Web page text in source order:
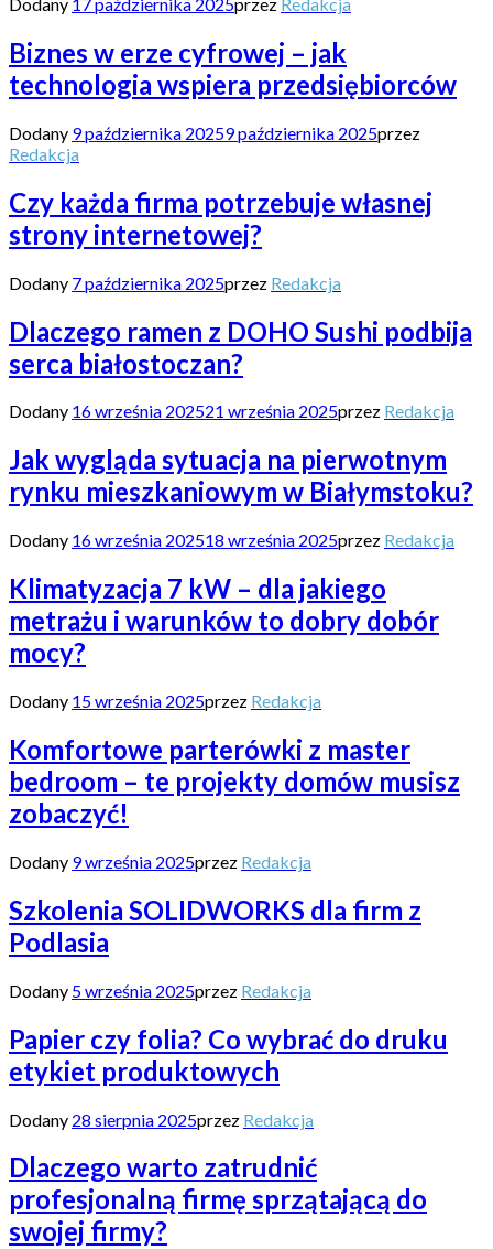
Biznes w erze cyfrowej – jak
technologia wspiera przedsiębiorców
Dodany 9 października 20259 października 2025przez
Redakcja
Czy każda firma potrzebuje własnej
strony internetowej?
Dodany 7 października 2025przez Redakcja
Dlaczego ramen z DOHO Sushi podbija
serca białostoczan?
Dodany 16 września 202521 września 2025przez Redakcja
Jak wygląda sytuacja na pierwotnym
rynku mieszkaniowym w Białymstoku?
Dodany 16 września 202518 września 2025przez Redakcja
Klimatyzacja 7 kW – dla jakiego
metrażu i warunków to dobry dobór
mocy?
Dodany 15 września 2025przez Redakcja
Komfortowe parterówki z master
bedroom – te projekty domów musisz
zobaczyć!
Dodany 9 września 2025przez Redakcja
Szkolenia SOLIDWORKS dla firm z
Podlasia
Dodany 5 września 2025przez Redakcja
Papier czy folia? Co wybrać do druku
etykiet produktowych
Dodany 28 sierpnia 2025przez Redakcja
Dlaczego warto zatrudnić
profesjonalną firmę sprzątającą do
swojej firmy?